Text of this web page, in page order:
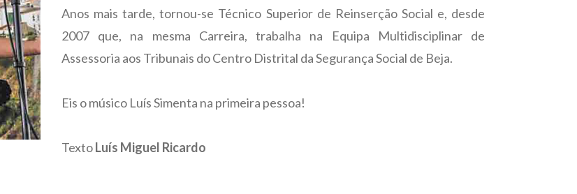
Anos mais tarde, tornou-se Técnico Superior de Reinserção Social e, desde
2007 que, na mesma Carreira, trabalha na Equipa Multidisciplinar de
Assessoria aos Tribunais do Centro Distrital da Segurança Social de Beja.
Eis o músico Luís Simenta na primeira pessoa!
TextoLuís Miguel Ricardo